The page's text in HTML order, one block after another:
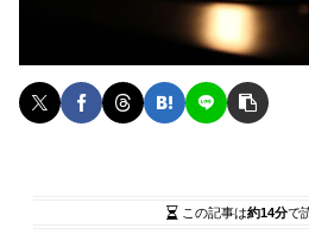
この記事は約14分で